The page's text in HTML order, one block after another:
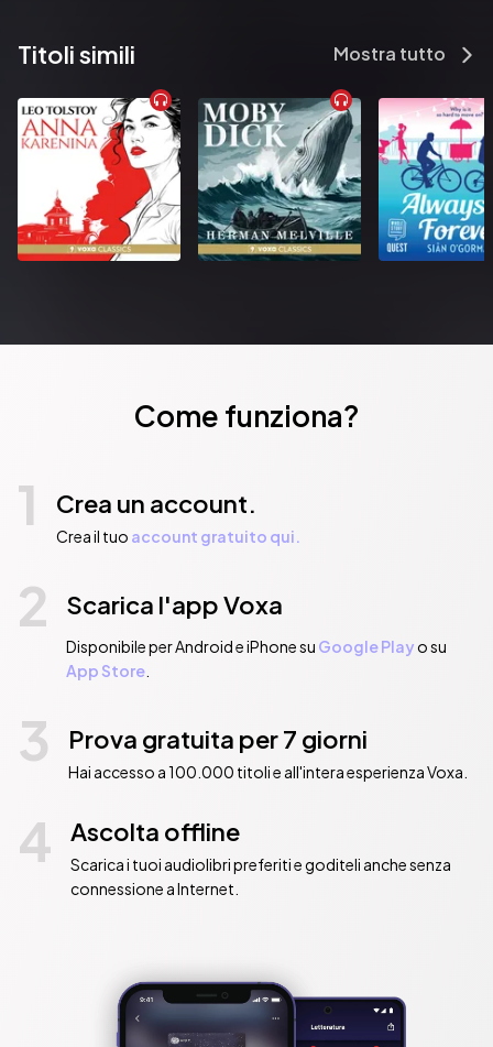
Titoli simili Mostra tutto
Come funziona?
1 Crea un account.
Crea il tuo account gratuito qui.
2 Scarica l'app Voxa
Disponibile per Android e iPhone su Google Playo su
App Store.
3 Prova gratuita per 7 giorni
Hai accesso a 100.000 titoli e all'intera esperienza Voxa.
4 Ascolta offline
Scarica i tuoi audiolibri preferiti e goditeli anche senza
connessione a Internet.